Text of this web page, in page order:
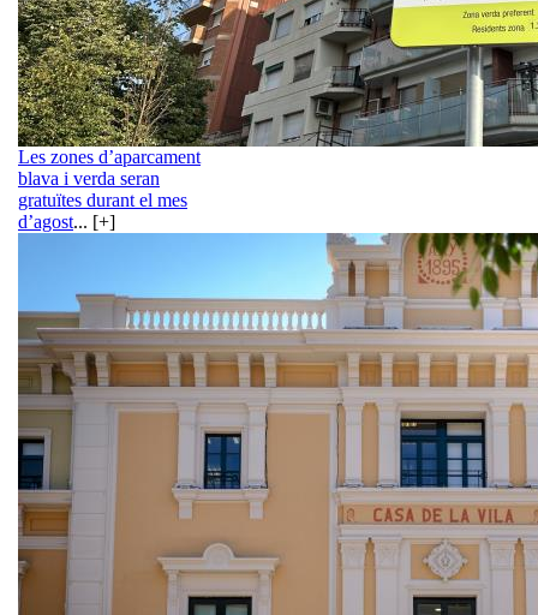
Les zones d’aparcament
blava i verda seran
gratuïtes durant el mes
d’agost... [+]